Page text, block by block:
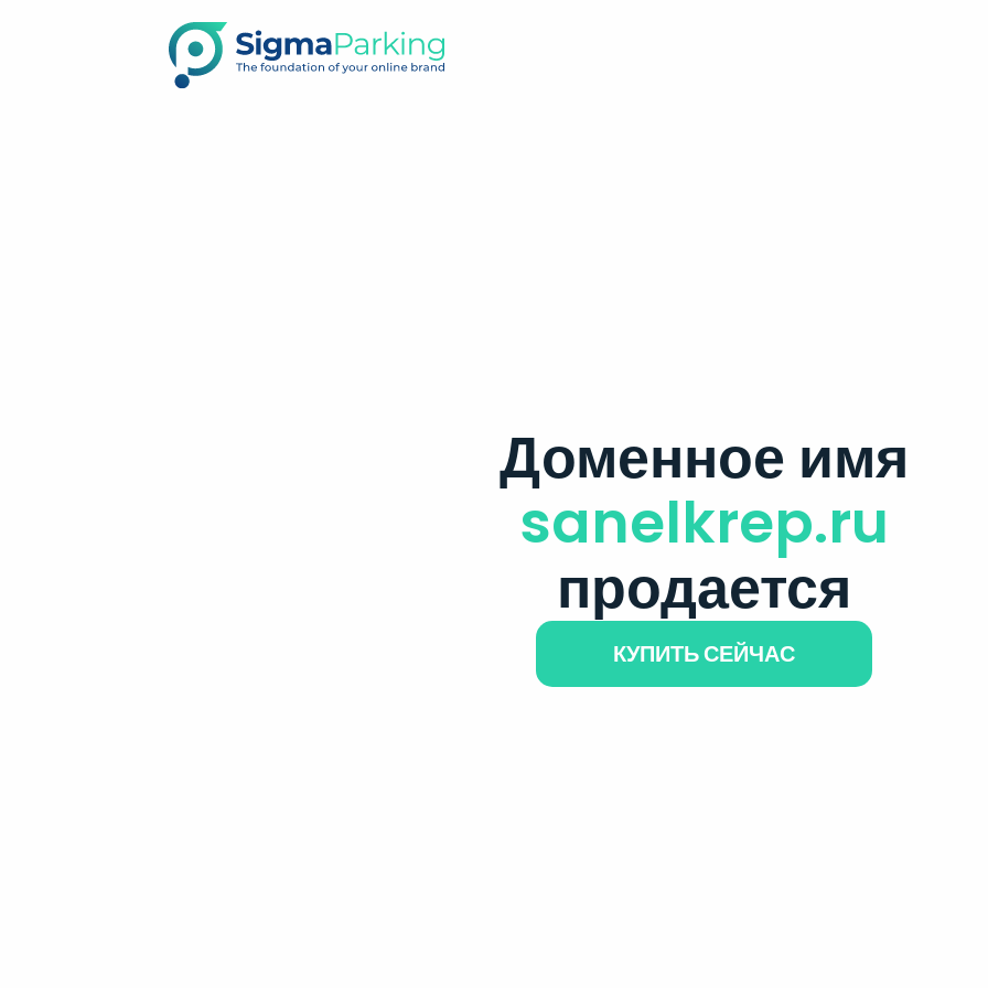
Доменное имя
sanelkrep.ru
продается
КУПИТЬ СЕЙЧАС